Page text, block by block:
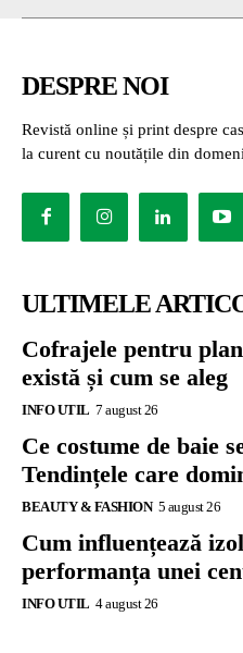
DESPRE NOI
Revistă online și print despre
la curent cu noutățile din
ULTIMELE
Cofrajele pentru
există și cum se aleg
INFO UTIL 7 august 26
Ce costume de baie
Tendințele care
BEAUTY & FASHION 5 august 26
Cum influențează
performanța unei
INFO UTIL 4 august 26